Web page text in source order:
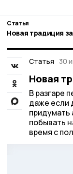
Статья
Новая традиция
Статья
30
Новая
В разгаре
даже если
придумать
побывать
время с